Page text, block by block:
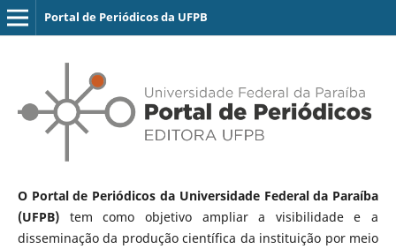
Portal de Periódicos da UFPB
O Portal de Periódicos da Universidade Federal da Paraíba
(UFPB)tem como objetivo ampliar a visibilidade e a
disseminação da produção científica da instituição por meio